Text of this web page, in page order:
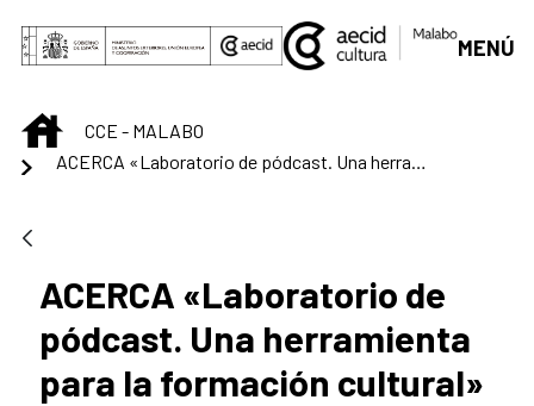
Saltar al contenido principal
MENÚ
INICIOCCE - MALABO
ACERCA «Laboratorio de pódcast. Una herramienta para la formación cultural»
ACERCA «Laboratorio de
pódcast. Una herramienta
para la formación cultural»